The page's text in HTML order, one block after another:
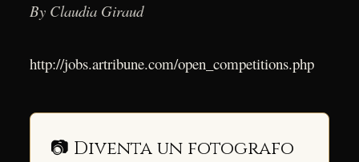
By Claudia Giraud
http://jobs.artribune.com/open_competitions.php
📷 Diventa un fotografo